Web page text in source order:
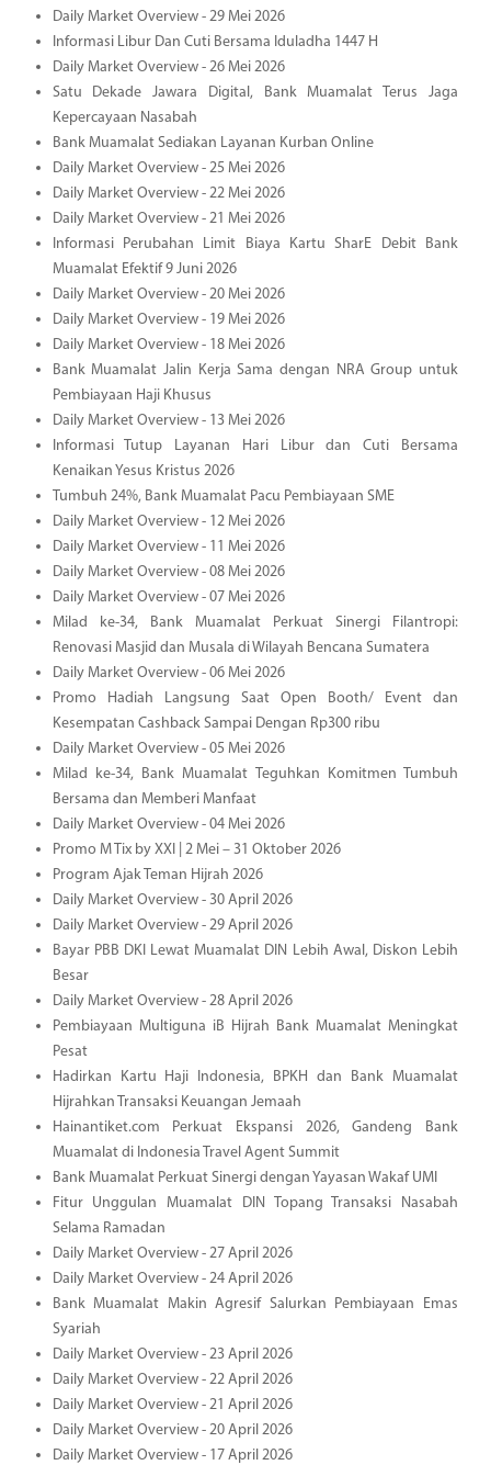
Daily Market Overview - 29 Mei 2026
Informasi Libur Dan Cuti Bersama Iduladha 1447 H
Daily Market Overview - 26 Mei 2026
Satu Dekade Jawara Digital, Bank Muamalat Terus Jaga
Kepercayaan Nasabah
Bank Muamalat Sediakan Layanan Kurban Online
Daily Market Overview - 25 Mei 2026
Daily Market Overview - 22 Mei 2026
Daily Market Overview - 21 Mei 2026
Informasi Perubahan Limit Biaya Kartu SharE Debit Bank
Muamalat Efektif 9 Juni 2026
Daily Market Overview - 20 Mei 2026
Daily Market Overview - 19 Mei 2026
Daily Market Overview - 18 Mei 2026
Bank Muamalat Jalin Kerja Sama dengan NRA Group untuk
Pembiayaan Haji Khusus
Daily Market Overview - 13 Mei 2026
Informasi Tutup Layanan Hari Libur dan Cuti Bersama
Kenaikan Yesus Kristus 2026
Tumbuh 24%, Bank Muamalat Pacu Pembiayaan SME
Daily Market Overview - 12 Mei 2026
Daily Market Overview - 11 Mei 2026
Daily Market Overview - 08 Mei 2026
Daily Market Overview - 07 Mei 2026
Milad ke-34, Bank Muamalat Perkuat Sinergi Filantropi:
Renovasi Masjid dan Musala di Wilayah Bencana Sumatera
Daily Market Overview - 06 Mei 2026
Promo Hadiah Langsung Saat Open Booth/ Event dan
Kesempatan Cashback Sampai Dengan Rp300 ribu
Daily Market Overview - 05 Mei 2026
Milad ke-34, Bank Muamalat Teguhkan Komitmen Tumbuh
Bersama dan Memberi Manfaat
Daily Market Overview - 04 Mei 2026
Promo M Tix by XXI | 2 Mei – 31 Oktober 2026
Program Ajak Teman Hijrah 2026
Daily Market Overview - 30 April 2026
Daily Market Overview - 29 April 2026
Bayar PBB DKI Lewat Muamalat DIN Lebih Awal, Diskon Lebih
Besar
Daily Market Overview - 28 April 2026
Pembiayaan Multiguna iB Hijrah Bank Muamalat Meningkat
Pesat
Hadirkan Kartu Haji Indonesia, BPKH dan Bank Muamalat
Hijrahkan Transaksi Keuangan Jemaah
Hainantiket.com Perkuat Ekspansi 2026, Gandeng Bank
Muamalat di Indonesia Travel Agent Summit
Bank Muamalat Perkuat Sinergi dengan Yayasan Wakaf UMI
Fitur Unggulan Muamalat DIN Topang Transaksi Nasabah
Selama Ramadan
Daily Market Overview - 27 April 2026
Daily Market Overview - 24 April 2026
Bank Muamalat Makin Agresif Salurkan Pembiayaan Emas
Syariah
Daily Market Overview - 23 April 2026
Daily Market Overview - 22 April 2026
Daily Market Overview - 21 April 2026
Daily Market Overview - 20 April 2026
Daily Market Overview - 17 April 2026